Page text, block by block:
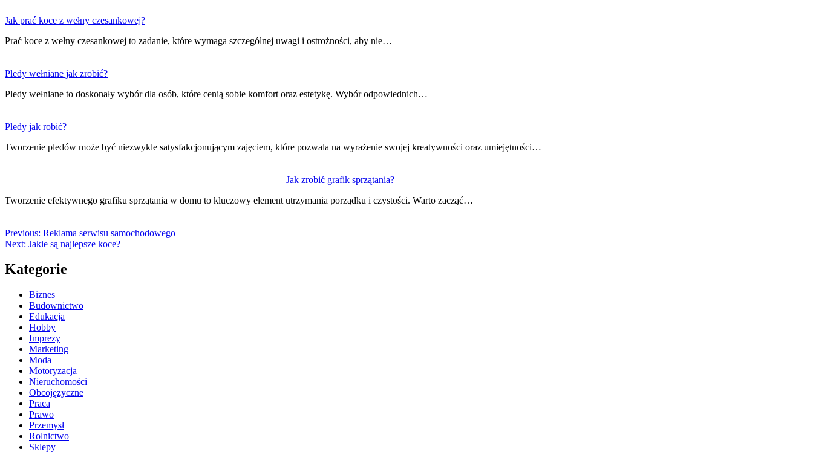
Jak prać koce z wełny czesankowej?
Prać koce z wełny czesankowej to zadanie, które wymaga szczególnej uwagi i ostrożności, aby nie…
Pledy wełniane jak zrobić?
Pledy wełniane to doskonały wybór dla osób, które cenią sobie komfort oraz estetykę. Wybór odpowiednich…
Pledy jak robić?
Tworzenie pledów może być niezwykle satysfakcjonującym zajęciem, które pozwala na wyrażenie swojej kreatywności oraz umiejętności…
Jak zrobić grafik sprzątania?
Tworzenie efektywnego grafiku sprzątania w domu to kluczowy element utrzymania porządku i czystości. Warto zacząć…
Previous: Reklama serwisu samochodowego
Next: Jakie są najlepsze koce?
Kategorie
Biznes
Budownictwo
Edukacja
Hobby
Imprezy
Marketing
Moda
Motoryzacja
Nieruchomości
Obcojęzyczne
Praca
Prawo
Przemysł
Rolnictwo
Sklepy